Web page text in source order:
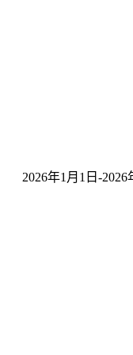
2026年1月1日-2026